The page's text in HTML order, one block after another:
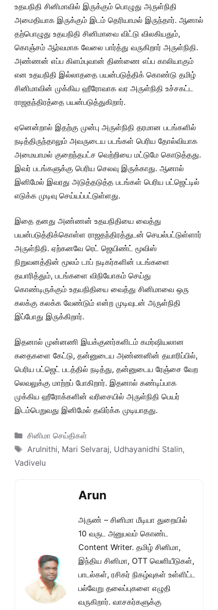
உதயநிதி சினிமாவில் இருக்கும் பொழுது அருள்நிதி
அமைதியாக இருக்கும் இடம் தெரியாமல் இருந்தார். ஆனால்
தற்பொழுது உதயநிதி சினிமாவை விட்டு விலகியதும்,
கொஞ்சம் ஆர்வமாக வேலை பார்த்து வருகிறார் அருள்நிதி.
அண்ணன் எப்ப கிளம்புவான் திண்ணை எப்ப காலியாகும்
என உதயநிதி இல்லாததை பயன்படுத்திக் கொண்டு தமிழ்
சினிமாவின் முக்கிய ஹீரோவாக வர அருள்நிதி உச்சகட்ட
ராஜதந்திரத்தை பயன்படுத்துகிறார்.
ஏனென்றால் இதற்கு முன்பு அருள்நிதி தரமான படங்களில்
நடித்திருந்தாலும் அவருடைய படங்கள் பெரிய தோல்வியாக
அமையாமல் குறைந்தபட்ச வெற்றியை மட்டுமே கொடுத்தது.
இவர் படங்களுக்கு பெரிய செலவு இருக்காது. ஆனால்
இனிமேல் இவரது அடுத்தடுத்த படங்கள் பெரிய பட்ஜெட்டில்
எடுக்க முடிவு செய்யப்பட்டுள்ளது.
இதை தனது அண்ணன் உதயநிதியை வைத்து
பயன்படுத்திக்கொள்ள ராஜதந்திரத்துடன் செயல்பட்டுள்ளார்
அருள்நிதி. ஏற்கனவே ரெட் ஜெயிண்ட் மூவிஸ்
நிறுவனத்தின் மூலம் டாப் நடிகர்களின் படங்களை
தயாரித்தும், படங்களை விநியோகம் செய்து
கொண்டிருக்கும் உதயநிதியை வைத்து சினிமாவை ஒரு
கலக்கு கலக்க வேண்டும் என்ற முடிவுடன் அருள்நிதி
இப்போது இருக்கிறார்.
இதனால் முன்னணி இயக்குனர்களிடம் கமர்ஷியலான
கதைகளை கேட்டு, தன்னுடைய அண்ணனின் தயாரிப்பில்,
பெரிய பட்ஜெட் படத்தில் நடித்து, தன்னுடைய ரேஞ்சை வேற
லெவலுக்கு மாற்றப் போகிறார். இதனால் கண்டிப்பாக
முக்கிய ஹீரோக்களின் வரிசையில் அருள்நிதி பெயர்
இடம்பெறுவது இனிமேல் தவிர்க்க முடியாதது.
Categories
சினிமா செய்திகள்
Tags
Arulnithi, Mari Selvaraj, Udhayanidhi Stalin,
Vadivelu
Arun
அருண் – சினிமா மீடியா துறையில்
10 வருட அனுபவம் கொண்ட
Content Writer. தமிழ் சினிமா,
இந்திய சினிமா, OTT வெளியீடுகள்,
பாடல்கள், ரசிகர் நிகழ்வுகள் உள்ளிட்ட
பல்வேறு தலைப்புகளை எழுதி
வருகிறார். வாசகர்களுக்கு